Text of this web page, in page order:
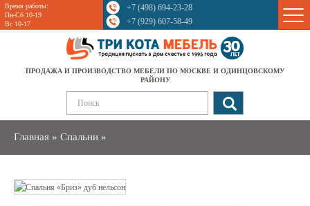
Время работы:
Пн-Сб 10-19
Вс 10-17
+7 (498) 694-23-28
+7 (929) 607-58-49
ПРОДАЖА И ПРОИЗВОДСТВО МЕБЕЛИ ПО МОСКВЕ И ОДИНЦОВСКОМУ
РАЙОНУ
Главная » Спальни »
Sale